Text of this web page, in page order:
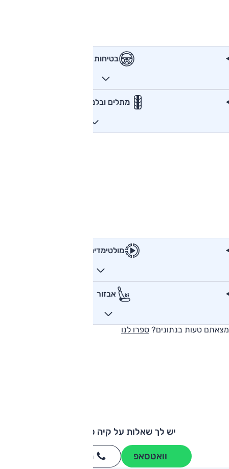
בטיחות
מתלים ובלמים
מולטימדיה
אבזור
מצאתם טעות בנתונים? ספרו לנו
יש לך שאלות על קיה ספורטאז'?
וואטסאפ חייגו